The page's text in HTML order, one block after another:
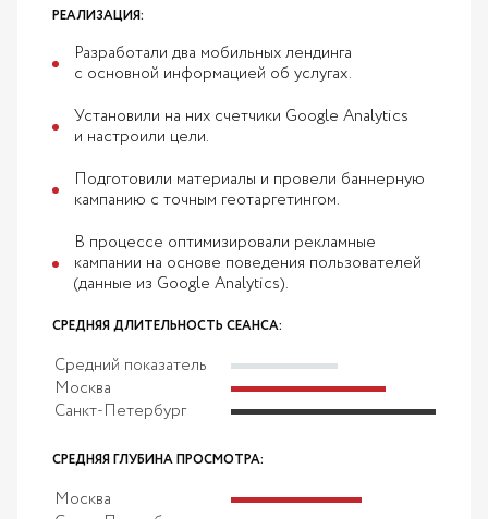
РЕАЛИЗАЦИЯ:
Разработали два мобильных лендинга
с основной информацией об услугах.
Установили на них счетчики Google Analytics
и настроили цели.
Подготовили материалы и провели баннерную
кампанию с точным геотаргетингом.
В процессе оптимизировали рекламные
кампании на основе поведения пользователей
(данные из Google Analytics).
СРЕДНЯЯ ДЛИТЕЛЬНОСТЬ СЕАНСА:
Средний показатель
Москва
Санкт-Петербург
СРЕДНЯЯ ГЛУБИНА ПРОСМОТРА:
Москва